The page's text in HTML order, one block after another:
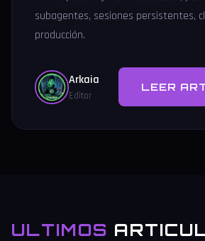
subagentes, sesiones persistentes,
producción.
Arkaia
Editor
LEER
ULTIMOS